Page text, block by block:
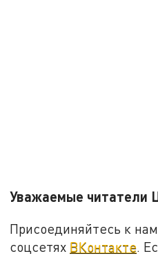
Уважаемые читатели
Присоединяйтесь к
соцсетях ВКонтакте.